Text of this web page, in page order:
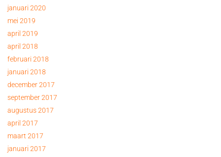
januari 2020
mei 2019
april 2019
april 2018
februari 2018
januari 2018
december 2017
september 2017
augustus 2017
april 2017
maart 2017
januari 2017